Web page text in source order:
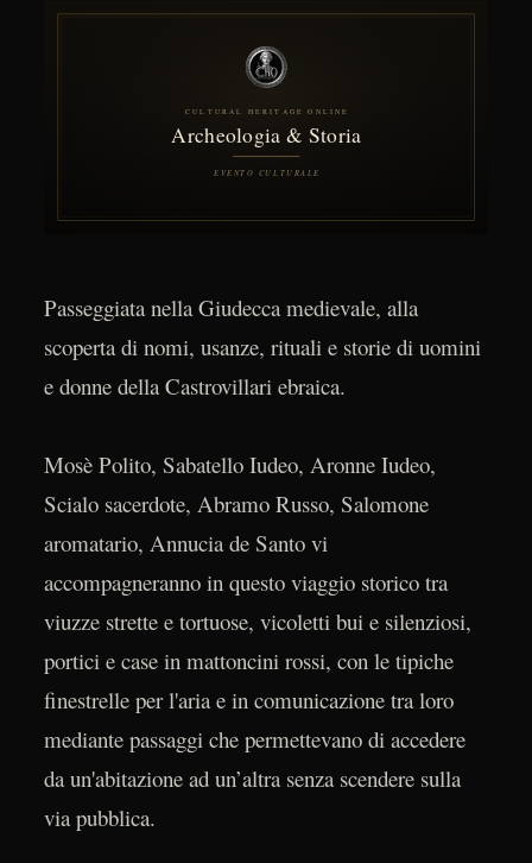
Passeggiata nella Giudecca medievale, alla
scoperta di nomi, usanze, rituali e storie di uomini
e donne della Castrovillari ebraica.
Mosè Polito, Sabatello Iudeo, Aronne Iudeo,
Scialo sacerdote, Abramo Russo, Salomone
aromatario, Annucia de Santo vi
accompagneranno in questo viaggio storico tra
viuzze strette e tortuose, vicoletti bui e silenziosi,
portici e case in mattoncini rossi, con le tipiche
finestrelle per l'aria e in comunicazione tra loro
mediante passaggi che permettevano di accedere
da un'abitazione ad un’altra senza scendere sulla
via pubblica.